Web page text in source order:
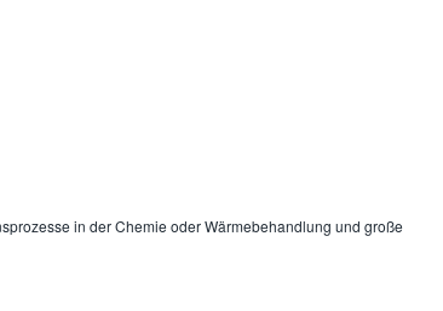
in der Chemie oder Wärmebehandlung und große